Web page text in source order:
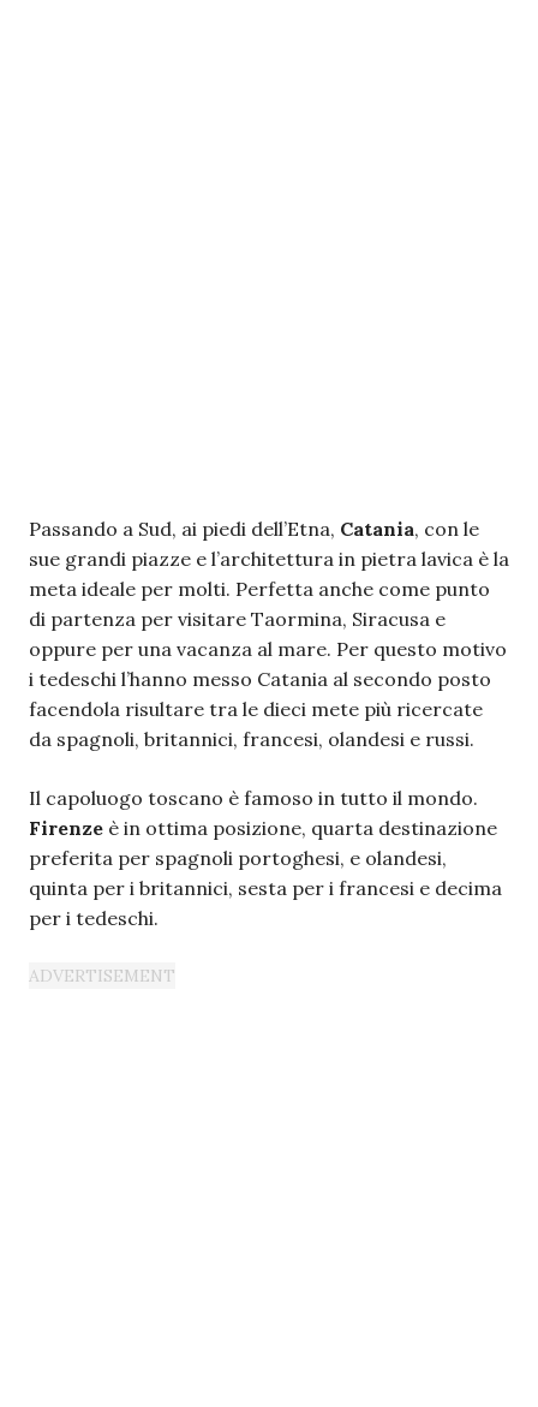
Passando a Sud, ai piedi dell’Etna, Catania, con le
sue grandi piazze e l’architettura in pietra lavica è la
meta ideale per molti. Perfetta anche come punto
di partenza per visitare Taormina, Siracusa e
oppure per una vacanza al mare. Per questo motivo
i tedeschi l’hanno messo Catania al secondo posto
facendola risultare tra le dieci mete più ricercate
da spagnoli, britannici, francesi, olandesi e russi.
Il capoluogo toscano è famoso in tutto il mondo.
Firenze è in ottima posizione, quarta destinazione
preferita per spagnoli portoghesi, e olandesi,
quinta per i britannici, sesta per i francesi e decima
per i tedeschi.